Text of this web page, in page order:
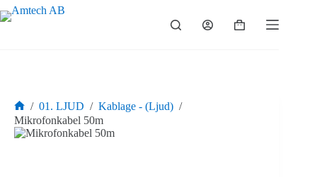
Hoppa
till
Varukorg
Hem
/ 01. LJUD / Kablage - (Ljud) /
Mikrofonkabel 50m